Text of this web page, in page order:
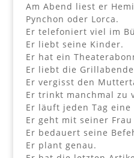
Am Abend liest er
Pynchon oder Lorca.
Er telefoniert viel im
Er liebt seine Kinder.
Er hat ein
Er liebt die
Er vergisst den
Er trinkt manchmal zu
Er läuft jeden Tag
Er geht mit seiner
Er bedauert seine
Er plant genau.